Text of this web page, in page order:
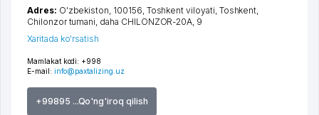
Mamlakat kodi: +998
E-mail: info@paxtalizing.uz
+99895 ...Qo'ng'iroq qilish
Adres: O'zbekiston, 100156, Toshkent viloyati, Toshkent,
Chilonzor tumani, daha CHILONZOR-20A, 9
Xaritada ko'rsatish